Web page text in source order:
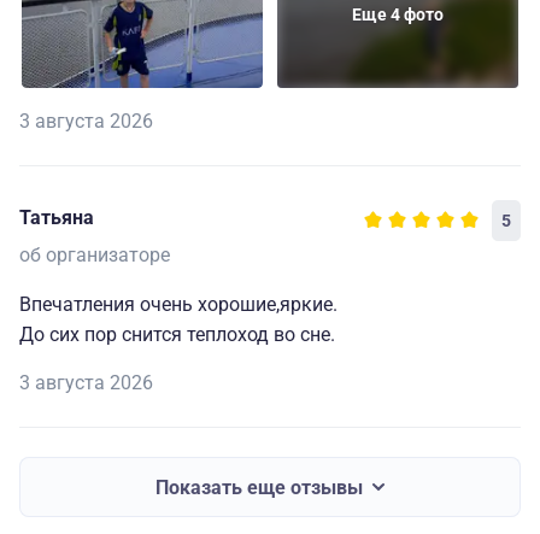
Еще 4 фото
3 августа 2026
Татьяна 5
об организаторе
Впечатления очень хорошие,яркие.
До сих пор снится теплоход во сне.
3 августа 2026
Показать еще отзывы